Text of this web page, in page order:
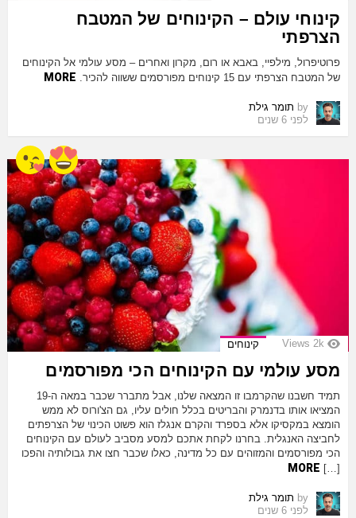
קינוחי עולם – הקינוחים של המטבח
הצרפתי
פרוטיפרול, מילפיי, באבא או רום, מקרון ואחרים – מסע עולמי אל הקינוחים
של המטבח הצרפתי עם 15 קינוחים מפורסמים ששווה להכיר.
MORE
by תומר גילת
לפני 6 שנים
2k
Views קינוחים
מסע עולמי עם הקינוחים הכי מפורסמים
תמיד חשבנו שהקרמבו זו המצאה שלנו, אבל מתברר שכבר במאה ה-19
המציאו אותו בדנמרק והבריטים בכלל חולים עליו, גם הצ'ורוס לא ממש
הומצא במקסיקו אלא בספרד והקרם אנגלז הוא פשוט הכינוי של הצרפתים
לחביצה האנגלית. בחרנו לקחת אתכם למסע מסביב לעולם עם הקינוחים
הכי מפורסמים והמזוהים עם כל מדינה, כאלו שכבר חצו את גבולותיה והפכו
[…]
MORE
by תומר גילת
לפני 6 שנים